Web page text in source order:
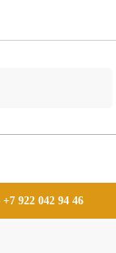
+7 922 042 94 46